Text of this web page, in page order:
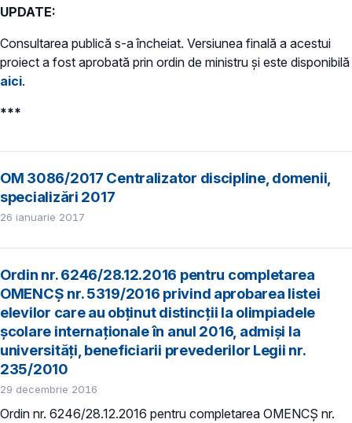
UPDATE:
Consultarea publică s-a încheiat. Versiunea finală a acestui
proiect a fost aprobată prin ordin de ministru și este disponibilă
aici.
***
OM 3086/2017 Centralizator discipline, domenii,
specializări 2017
26 ianuarie 2017
Ordin nr. 6246/28.12.2016 pentru completarea
OMENCȘ nr. 5319/2016 privind aprobarea listei
elevilor care au obţinut distincţii la olimpiadele
şcolare internaţionale în anul 2016, admiși la
universități, beneficiarii prevederilor Legii nr.
235/2010
29 decembrie 2016
Ordin nr. 6246/28.12.2016 pentru completarea OMENCȘ nr.